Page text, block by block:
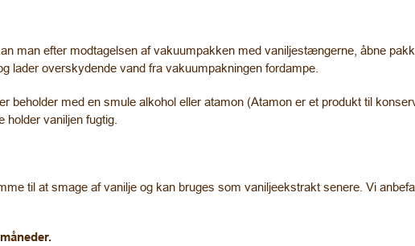
man efter modtagelsen af vakuumpakken med vaniljestængerne, åbne
lader overskydende vand fra vakuumpakningen fordampe.
med en smule alkohol eller atamon (Atamon er et produkt til
vaniljen fugtig.
til at smage af vanilje og kan bruges som vaniljeekstrakt senere. Vi